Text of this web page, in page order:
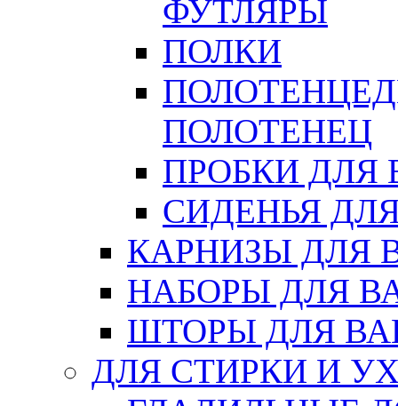
ФУТЛЯРЫ
ПОЛКИ
ПОЛОТЕНЕЦ
ПРОБКИ ДЛЯ
СИДЕНЬЯ
КАРНИЗЫ ДЛЯ
НАБОРЫ ДЛЯ
ШТОРЫ ДЛЯ
ДЛЯ СТИРКИ И